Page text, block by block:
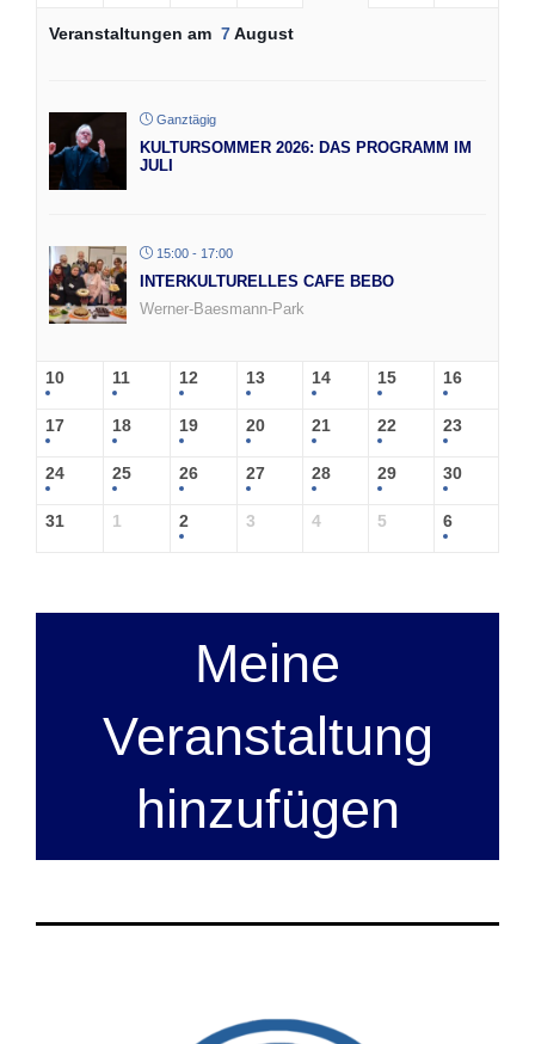
Veranstaltungen am 7August
Ganztägig
KULTURSOMMER 2026: DAS PROGRAMM IM
JULI
15:00 - 17:00
INTERKULTURELLES CAFE BEBO
Werner-Baesmann-Park
10 11 12 13 14 15 16
17 18 19 20 21 22 23
24 25 26 27 28 29 30
31 1 2 3 4 5 6
Meine
Veranstaltung
hinzufügen